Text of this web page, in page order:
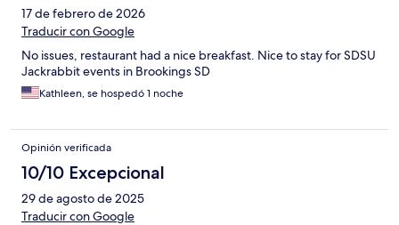
17 de febrero de 2026
Traducir con Google
No issues, restaurant had a nice breakfast. Nice to stay for SDSU
Jackrabbit events in Brookings SD
Kathleen, se hospedó 1 noche
Opinión verificada
10/10 Excepcional
29 de agosto de 2025
Traducir con Google